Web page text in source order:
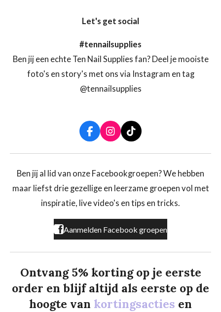
Let's get social
#tennailsupplies
Ben jij een echte Ten Nail Supplies fan? Deel je mooiste
foto's en story's met ons via Instagram en tag
@tennailsupplies
F
a
c
b
o
k
I
n
s
a
r
a
T
i
k
o
Ben jij al lid van onze Facebookgroepen? We hebben
maar liefst drie gezellige en leerzame groepen vol met
inspiratie, live video's en tips en tricks.
Aanmelden Facebook groepen
Ontvang 5% korting op je eerste
order en blijf altijd als eerste op de
hoogte van kortingsacties en